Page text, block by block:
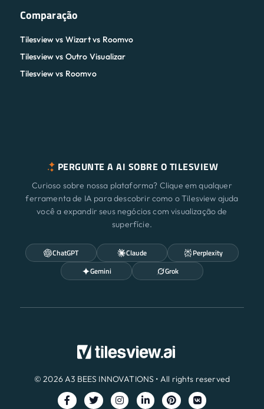
Comparação
Tilesview vs Wizart vs Roomvo
Tilesview vs Outro Visualizar
Tilesview vs Roomvo
PERGUNTE A AI SOBRE O TILESVIEW
Curioso sobre nossa plataforma? Clique em qualquer
ferramenta de IA para descobrir como o Tilesview ajuda
você a expandir seus negócios com visualização de
superfície.
ChatGPT Claude
Perplexity
Gemini
Grok
© 2026 A3 BEES INNOVATIONS • All rights reserved